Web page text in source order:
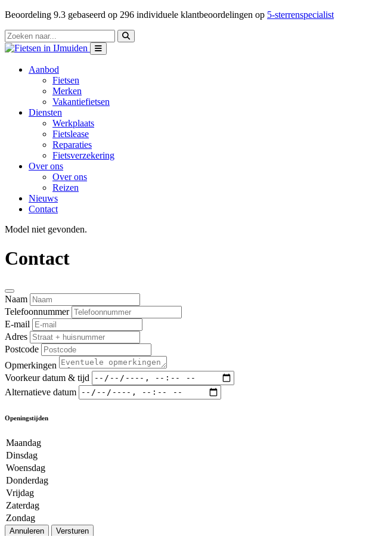
Beoordeling 9.3 gebaseerd op 296 individuele klantbeoordelingen op 5-sterrenspecialist
Aanbod
Fietsen
Merken
Vakantiefietsen
Diensten
Werkplaats
Fietslease
Reparaties
Fietsverzekering
Over ons
Over ons
Reizen
Nieuws
Contact
Model niet gevonden.
Contact
Naam
Telefoonnummer
E-mail
Adres
Postcode
Opmerkingen
Voorkeur datum & tijd
Alternatieve datum
Openingstijden
Maandag
Dinsdag
Woensdag
Donderdag
Vrijdag
Zaterdag
Zondag
Annuleren Versturen